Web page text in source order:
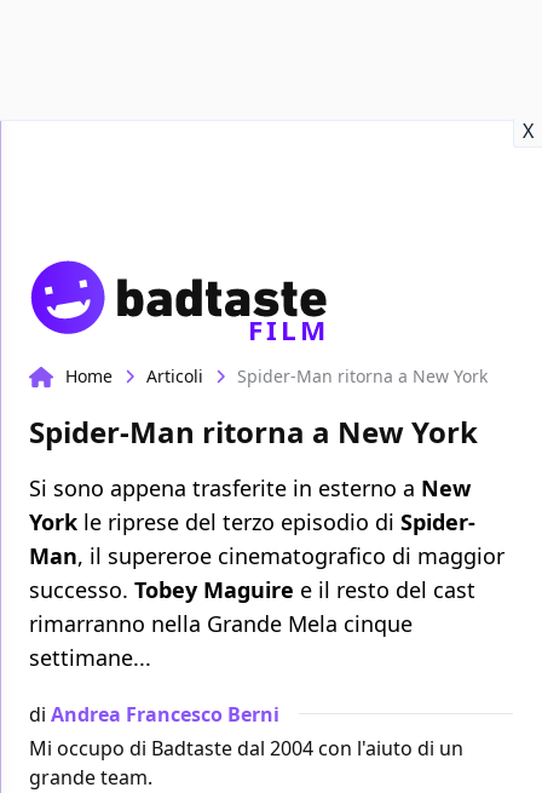
X
FILM
Home Articoli Spider-Man ritorna a New York
Spider-Man ritorna a New York
Si sono appena trasferite in esterno a New
York le riprese del terzo episodio di Spider-
Man, il supereroe cinematografico di maggior
successo. Tobey Maguire e il resto del cast
rimarranno nella Grande Mela cinque
settimane...
di Andrea Francesco Berni
Mi occupo di Badtaste dal 2004 con l'aiuto di un
grande team.